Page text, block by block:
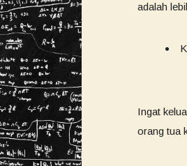
adalah
Ingat
orang tua